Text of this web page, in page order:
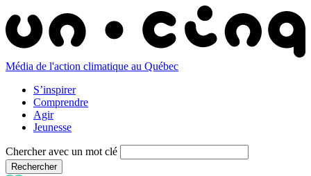
Média de l'action climatique au Québec
S’inspirer
Comprendre
Agir
Jeunesse
Chercher avec un mot clé
Rechercher